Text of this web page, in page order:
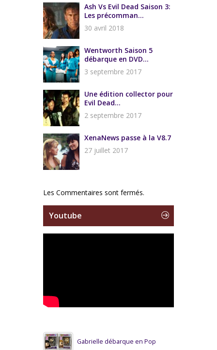
Ash Vs Evil Dead Saison 3:
Les précomman...
30 avril 2018
Wentworth Saison 5
débarque en DVD...
3 septembre 2017
Une édition collector pour
Evil Dead...
2 septembre 2017
XenaNews passe à la V8.7
27 juillet 2017
Les Commentaires sont fermés.
Youtube
Gabrielle débarque en Pop